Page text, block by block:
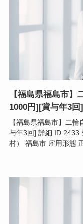
【福島県福島市
1000円][賞与年3回]
【福島県福島市】二
与年3回] 詳細 ID 2433
村） 福島市 雇用形態